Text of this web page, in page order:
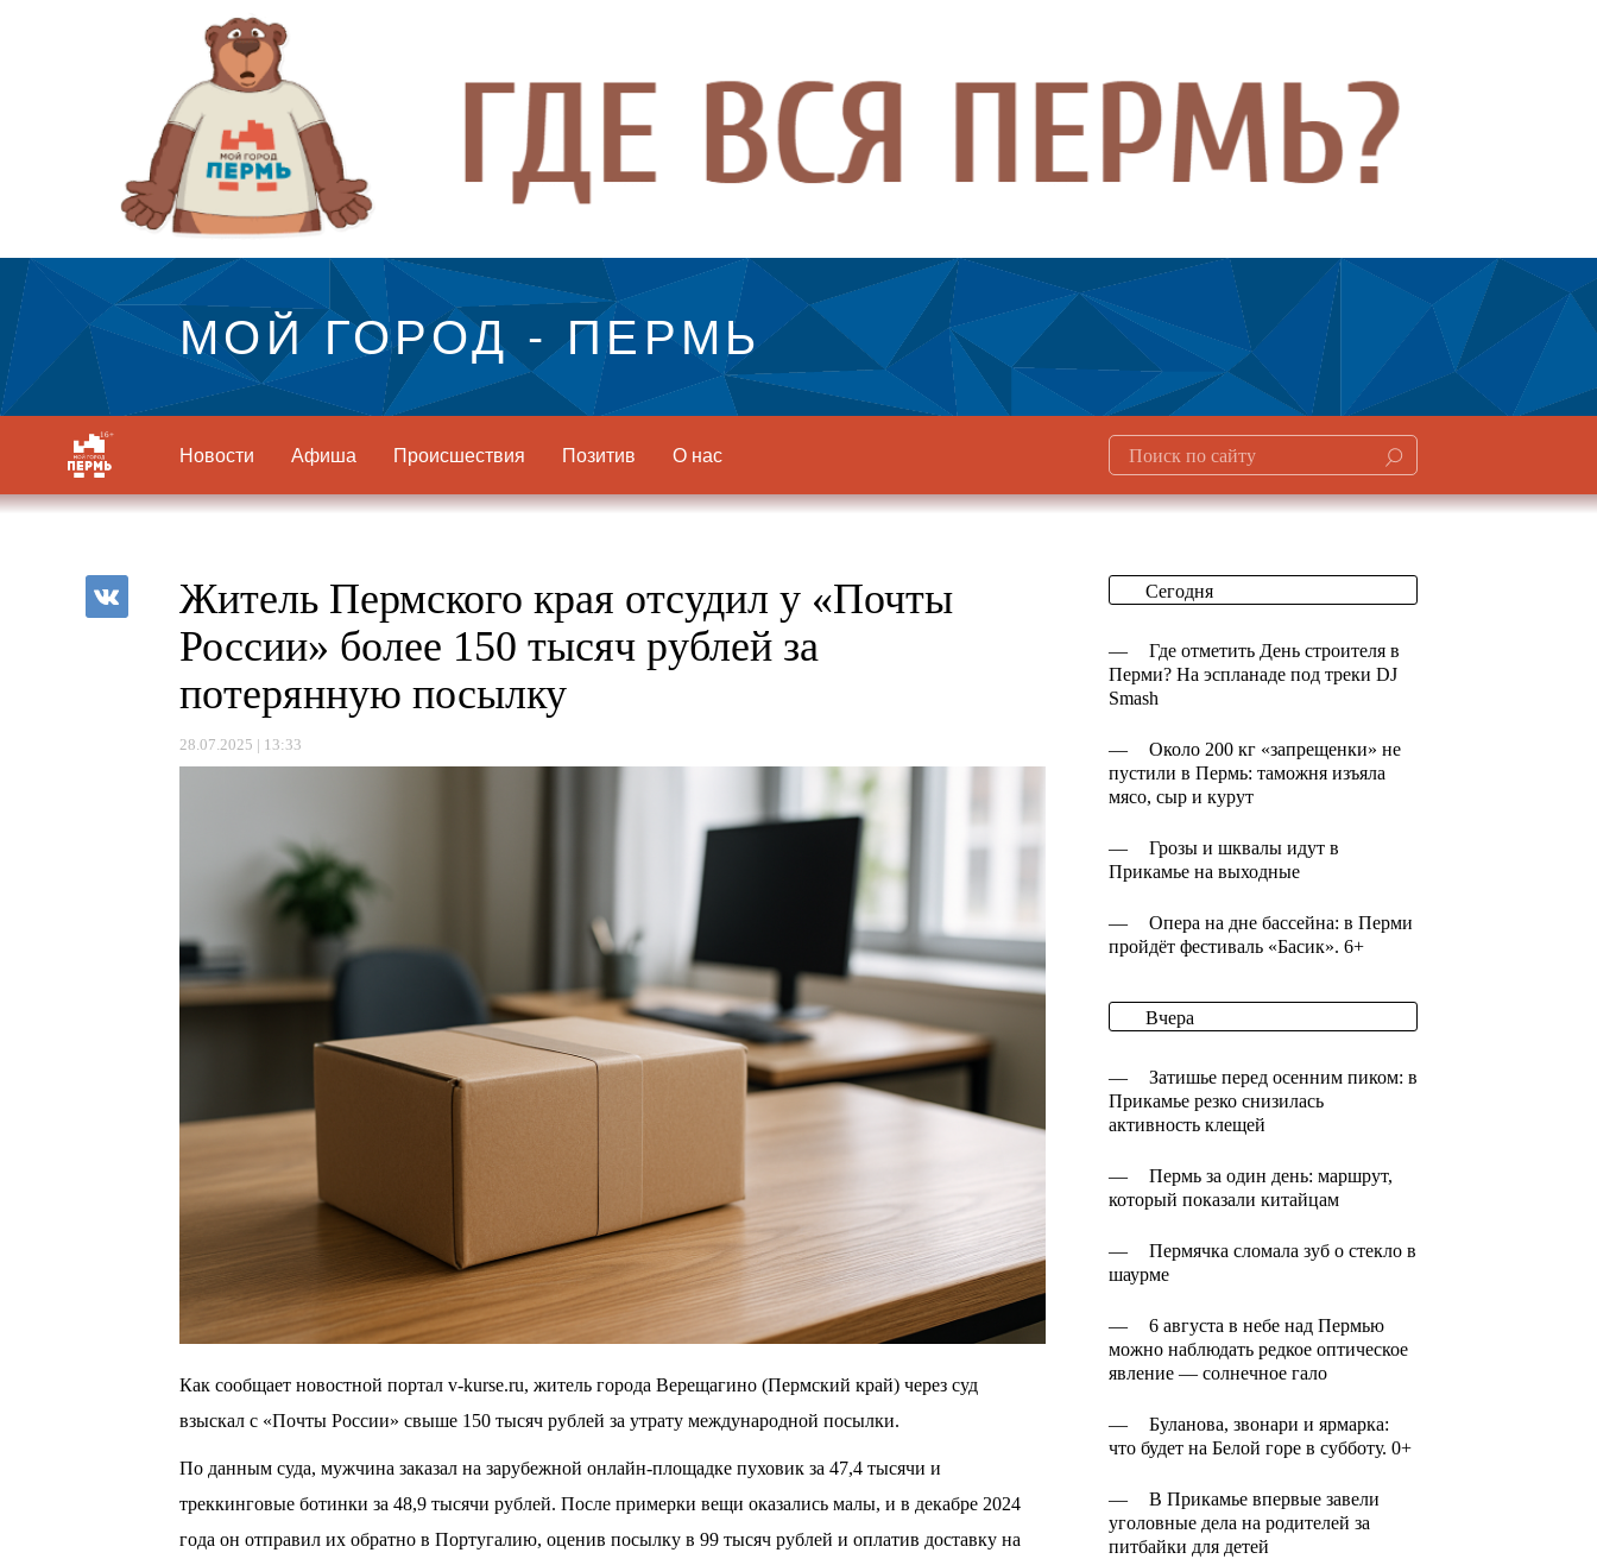
МОЙ ГОРОД - ПЕРМЬ
Новости Афиша Происшествия Позитив О нас
Житель Пермского края отсудил у «Почты
России» более 150 тысяч рублей за
потерянную посылку
28.07.2025 | 13:33
Как сообщает новостной портал v-kurse.ru, житель города Верещагино (Пермский край) через суд
взыскал с «Почты России» свыше 150 тысяч рублей за утрату международной посылки.
По данным суда, мужчина заказал на зарубежной онлайн-площадке пуховик за 47,4 тысячи и
треккинговые ботинки за 48,9 тысячи рублей. После примерки вещи оказались малы, и в декабре 2024
года он отправил их обратно в Португалию, оценив посылку в 99 тысяч рублей и оплатив доставку на
Сегодня
—
Где отметить День строителя в
Перми? На эспланаде под треки DJ
Smash
—
Около 200 кг «запрещенки» не
пустили в Пермь: таможня изъяла
мясо, сыр и курут
—
Грозы и шквалы идут в
Прикамье на выходные
—
Опера на дне бассейна: в Перми
пройдёт фестиваль «Басик». 6+
Вчера
—
Затишье перед осенним пиком: в
Прикамье резко снизилась
активность клещей
—
Пермь за один день: маршрут,
который показали китайцам
—
Пермячка сломала зуб о стекло в
шаурме
—
6 августа в небе над Пермью
можно наблюдать редкое оптическое
явление — солнечное гало
—
Буланова, звонари и ярмарка:
что будет на Белой горе в субботу. 0+
—
В Прикамье впервые завели
уголовные дела на родителей за
питбайки для детей